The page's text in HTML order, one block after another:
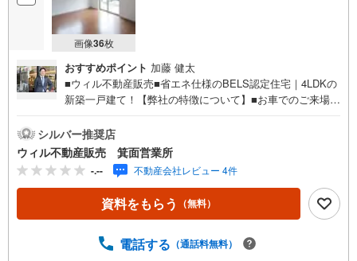
画像36枚
おすすめポイント 加藤 健太
■ウィル不動産販売■省エネ仕様のBELS認定住宅｜4LDKの
新築一戸建て！【弊社の特徴について】■お車でのご来場も
い。■キッズスペースもございますので、小さなお子様がい
らっしゃるご家庭もお気軽のご来場ください！＝＝＝＝＝
＝＝＝＝＝＝＝＝＝＝＝＝＝＝＝＝＝＝＝＝＝＝＝＝＝
【営業時間 10:00～19:00】（定休日なし）火曜日・水曜日
も営業しております。上記時間はお電話が繋がりやすくな
っております。ぜひお気軽にご連絡下さい！現地を見学さ
ご希望の日時をご記入いただけますとスムーズにご案内が
シルバー推奨店
ウィル不動産販売 箕面営業所
-.-- 不動産会社レビュー 4件
資料をもらう （無料）
電話する （通話料無料）